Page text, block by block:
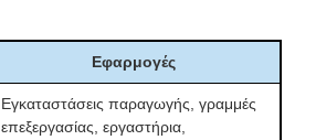
διηλεκτρικής βλάβης και DGA.
η μέση τιμή DBV που
δοκιμάστηκε είναι 43,25 kV.
Υποστηρίζει γείωση,
Εφαρμογές
Εγκαταστάσεις παραγωγής, γραμμές
επεξεργασίας, εργαστήρια,